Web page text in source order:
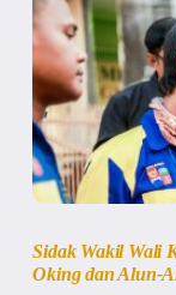
Sidak Wakil Wali
Oking dan Alun-